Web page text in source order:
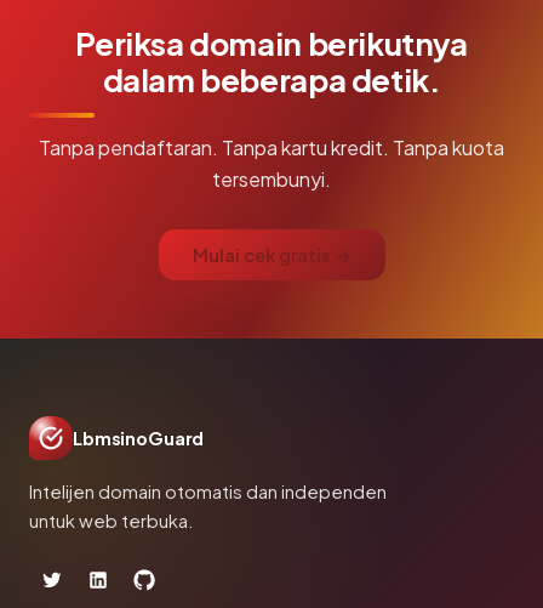
Periksa domain berikutnya
dalam beberapa detik.
Tanpa pendaftaran. Tanpa kartu kredit. Tanpa kuota
tersembunyi.
Mulai cek gratis →
LbmsinoGuard
Intelijen domain otomatis dan independen
untuk web terbuka.